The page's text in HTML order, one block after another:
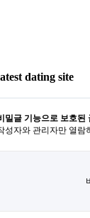
dating site
밀글 기능으로 보호된
성자와 관리자만 열람